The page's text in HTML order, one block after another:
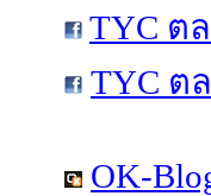
TYC ต
TYC ต
OK-